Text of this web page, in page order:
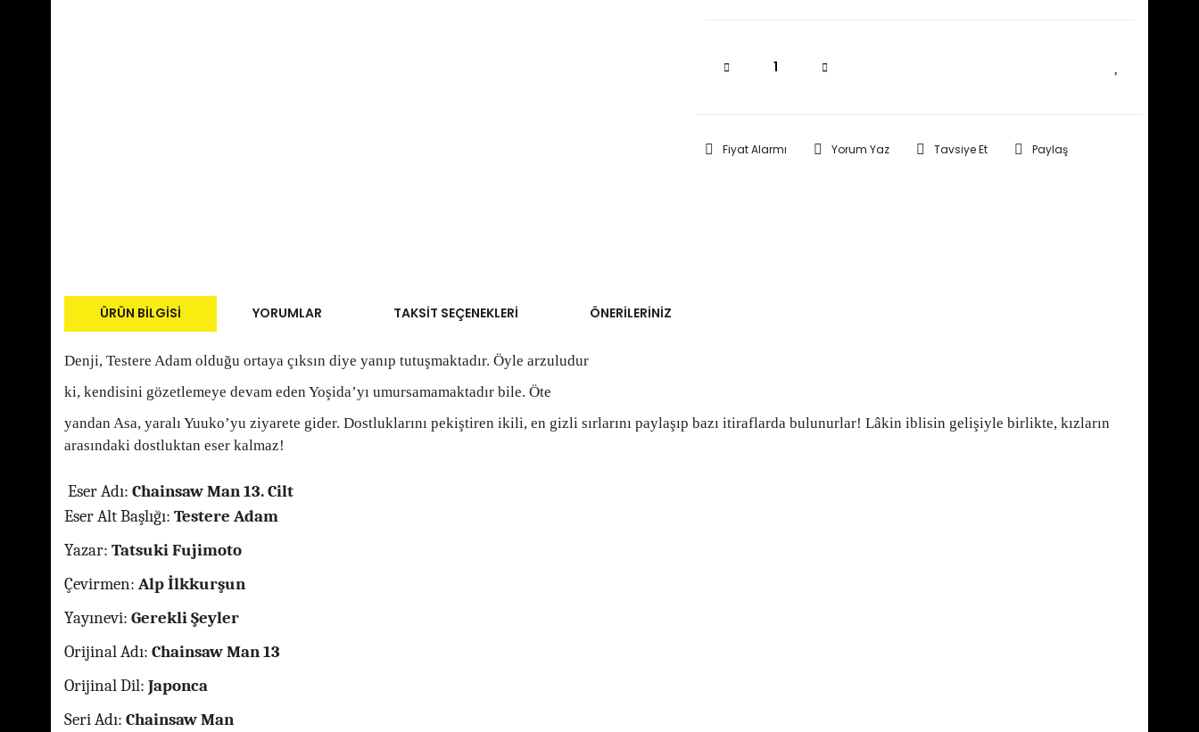
Fiyat Alarmı Yorum Yaz Tavsiye Et Paylaş
ÜRÜN BILGISI YORUMLAR TAKSIT SEÇENEKLERI ÖNERILERINIZ
Denji, Testere Adam olduğu ortaya çıksın diye yanıp tutuşmaktadır. Öyle arzuludur
ki, kendisini gözetlemeye devam eden Yoşida’yı umursamamaktadır bile. Öte
yandan Asa, yaralı Yuuko’yu ziyarete gider. Dostluklarını pekiştiren ikili, en gizli sırlarını paylaşıp bazı itiraflarda bulunurlar! Lâkin iblisin gelişiyle birlikte, kızların
arasındaki dostluktan eser kalmaz!
Eser Adı: Chainsaw Man 13. Cilt
Eser Alt Başlığı: Testere Adam
Yazar: Tatsuki Fujimoto
Çevirmen: Alp İlkkurşun
Yayınevi: Gerekli Şeyler
Orijinal Adı: Chainsaw Man 13
Orijinal Dil: Japonca
Seri Adı: Chainsaw Man